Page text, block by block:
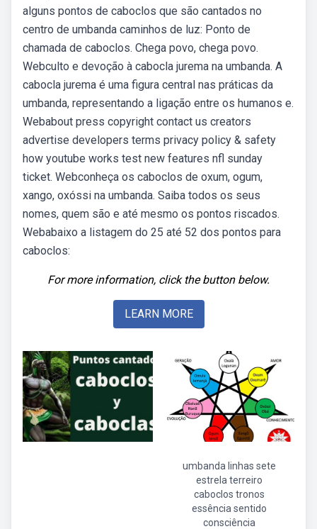
alguns pontos de caboclos que são cantados no
centro de umbanda caminhos de luz: Ponto de
chamada de caboclos. Chega povo, chega povo.
Webculto e devoção à cabocla jurema na umbanda. A
cabocla jurema é uma figura central nas práticas da
umbanda, representando a ligação entre os humanos e.
Webabout press copyright contact us creators
advertise developers terms privacy policy & safety
how youtube works test new features nfl sunday
ticket. Webconheça os caboclos de oxum, ogum,
xango, oxóssi na umbanda. Saiba todos os seus
nomes, quem são e até mesmo os pontos riscados.
Webabaixo a listagem do 25 até 52 dos pontos para
caboclos:
For more information, click the button below.
LEARN MORE
umbanda linhas sete
estrela terreiro
caboclos tronos
essência sentido
consciência